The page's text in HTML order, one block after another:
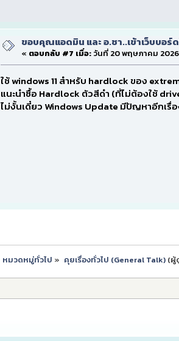
ขอบคุณแอดมิน และ อ.ชา..เข้าเว็บบอร์ด
« ตอบกลับ #7 เมื่อ:วันที่ 20 พฤษภาคม 2026,
ใช้ windows 11 สำหรับ hardlock ของ
แนะนำซื้อ Hardlock ตัวสีดำ (ที่ไม่ต้องใช้
ไม่งั้นเดี๋ยว Windows Update มีปัญหาอีกเรื่
หมวดหมู่ทั่วไป » คุยเรื่องทั่วไป (General Talk)(ผู้